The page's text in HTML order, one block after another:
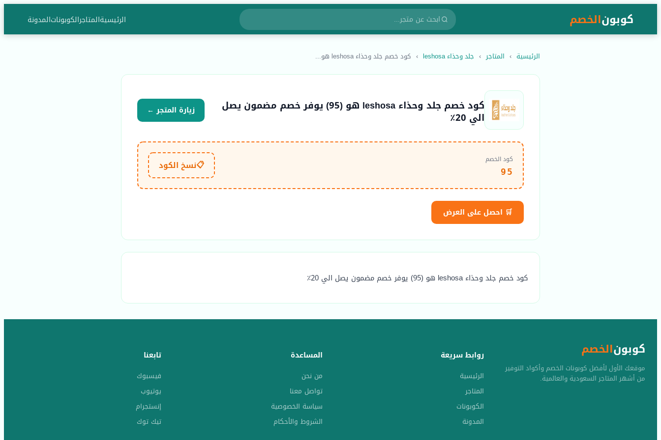
كوبونالخصم الرئيسيةالمتاجرالكوبوناتالمدونة
الرئيسية › المتاجر › جلد وحذاء leshosa › كود خصم جلد وحذاء leshosa هو...
كود خصم جلد وحذاء leshosa هو (95) يوفر خصم مضمون يصل
الي 20٪ زيارة المتجر ←
كود الخصم
95
📋نسخ الكود
🛒 احصل على العرض
كود خصم جلد وحذاء leshosa هو (95) يوفر خصم مضمون يصل الي 20٪
كوبونالخصم
موقعك الأول لأفضل كوبونات الخصم وأكواد التوفير
من أشهر المتاجر السعودية والعالمية.
روابط سريعة
الرئيسية
المتاجر
الكوبونات
المدونة
المساعدة
من نحن
تواصل معنا
سياسة الخصوصية
الشروط والأحكام
تابعنا
فيسبوك
يوتيوب
إنستجرام
تيك توك